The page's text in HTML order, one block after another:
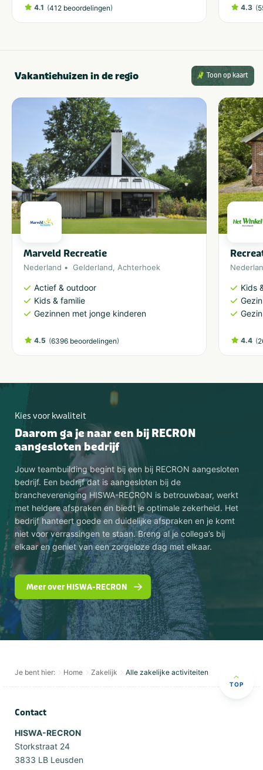
4.1 (412 beoordelingen) 4.3 (
Vakantiehuizen in de regio Toon op kaart
Marveld Recreatie
Nederland Gelderland, Achterhoek
Actief & outdoor
Kids & familie
Gezinnen met jonge kinderen
4.5 (6396 beoordelingen)
Kids
4.4 (
Kies voor kwaliteit
Daarom ga je naar een bij RECRON
aangesloten bedrijf
Jouw teambuilding begint bij een bij RECRON aangesloten
bedrijf. Een bedrijf dat is aangesloten bij de
branchevereniging HISWA-RECRON is betrouwbaar, werkt
met heldere afspraken en biedt je optimale zekerheid. Het
bedrijf hanteert goede en duidelijke afspraken en je komt
niet voor verrassingen te staan. Breng al je collega’s bij
elkaar en geniet van een zorgeloze dag met elkaar.
Meer over HISWA-RECRON
Je bent hier: Home Zakelijk Alle zakelijke activiteiten
TOP
Contact
HISWA-RECRON
Storkstraat 24
3833 LB Leusden